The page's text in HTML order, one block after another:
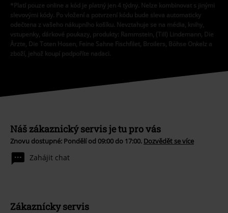
*Platí pouze online a kód je platný jen 4 týdny. Nelze kombinovat s jinými
slevovými kódy. Po vložení a potvrzení kódu bude sleva automaticky
odečtena z vašeho nákupního košíku. Nevztahuje se na média, knihy,
vstupenky, dárkové poukazy, produkty: Rammstein, (Till) Lindemann, Die
Ärzte, Die Toten Hosen, Feine Sahne Fischfilet, Broilers, Böhse Onkelz a
zboží, jehož koupí podpoříte nadaci.
Náš zákaznický servis je tu pro vás
Znovu dostupné: Pondělí od 09:00 do 17:00. Dozvědět se více
Zahájit chat
Zákaznícky servis